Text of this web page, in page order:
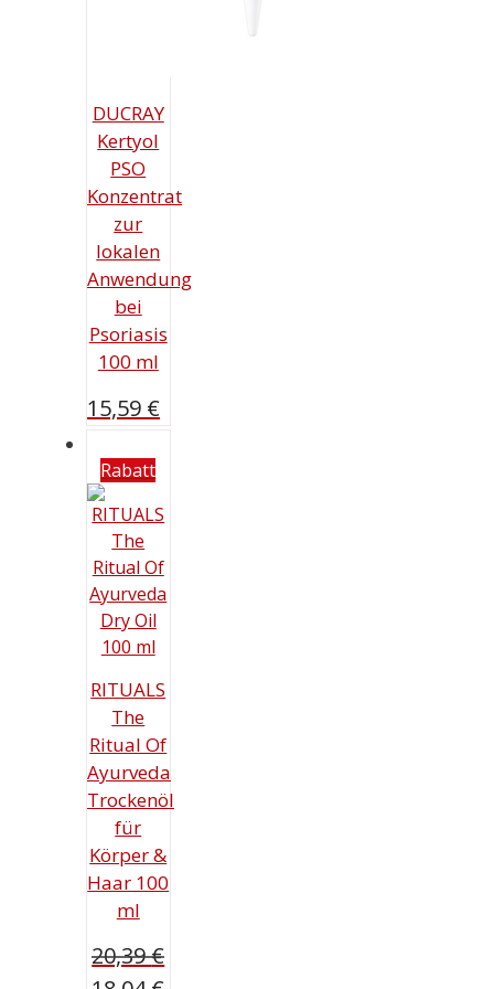
DUCRAY
Kertyol
PSO
Konzentrat
zur
lokalen
Anwendung
bei
Psoriasis
100 ml
15,59 €
Rabatt
RITUALS
The
Ritual Of
Ayurveda
Trockenöl
für
Körper &
Haar 100
ml
20,39€